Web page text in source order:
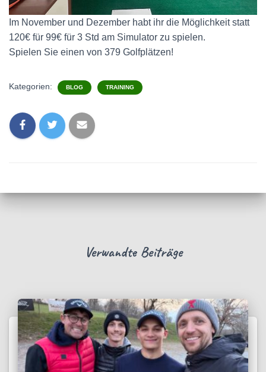
Im November und Dezember habt ihr die Möglichkeit statt
120€ für 99€ für 3 Std am Simulator zu spielen.
Spielen Sie einen von 379 Golfplätzen!
Kategorien: BLOG TRAINING
Verwandte Beiträge